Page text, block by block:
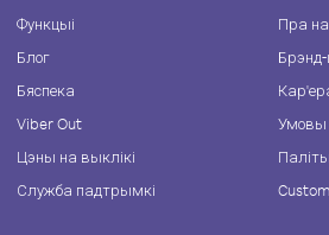
Функцыі
Блог
Бяспека
Viber Out
Цэны на выклікі
Служба падтрымкі
Пра
Умовы